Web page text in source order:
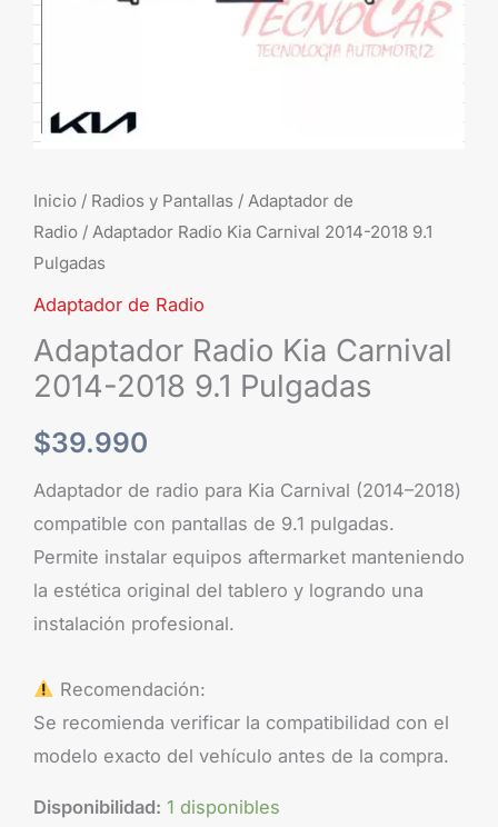
Inicio / Radios y Pantallas / Adaptador de
Radio / Adaptador Radio Kia Carnival 2014-2018 9.1
Pulgadas
Adaptador de Radio
Adaptador Radio Kia Carnival
2014-2018 9.1 Pulgadas
$39.990
Adaptador de radio para Kia Carnival (2014–2018)
compatible con pantallas de 9.1 pulgadas.
Permite instalar equipos aftermarket manteniendo
la estética original del tablero y logrando una
instalación profesional.
Recomendación:
Se recomienda verificar la compatibilidad con el
modelo exacto del vehículo antes de la compra.
Disponibilidad: 1 disponibles